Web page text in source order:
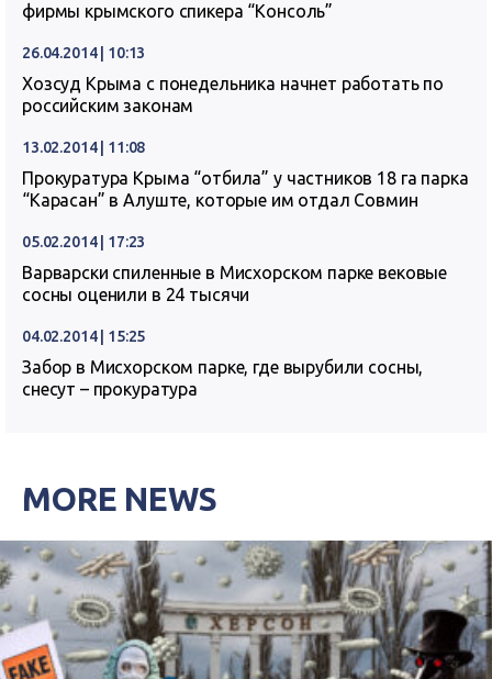
фирмы крымского спикера “Консоль”
26.04.2014 | 10:13
Хозсуд Крыма с понедельника начнет работать по
российским законам
13.02.2014 | 11:08
Прокуратура Крыма “отбила” у частников 18 га парка
“Карасан” в Алуште, которые им отдал Совмин
05.02.2014 | 17:23
Варварски спиленные в Мисхорском парке вековые
сосны оценили в 24 тысячи
04.02.2014 | 15:25
Забор в Мисхорском парке, где вырубили сосны,
снесут – прокуратура
MORE NEWS